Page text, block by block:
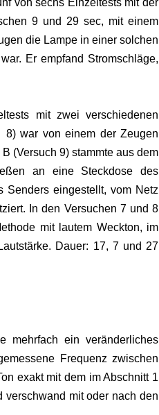
von sechs Einzeltests mit der
9 und 29 sec, mit einem
die Lampe in einer solchen
Er empfand Stromschläge,
mit zwei verschiedenen
8)war von einem der Zeugen
(Versuch 9) stammte aus dem
an eine Steckdose des
Senders eingestellt, vom Netz
In den Versuchen 7 und 8
mit lautem Weckton, im
Dauer: 17, 7 und 27
mehrfach ein veränderliches
Frequenz zwischen
exakt mit dem im Abschnitt 1
verschwand mit oder nach den